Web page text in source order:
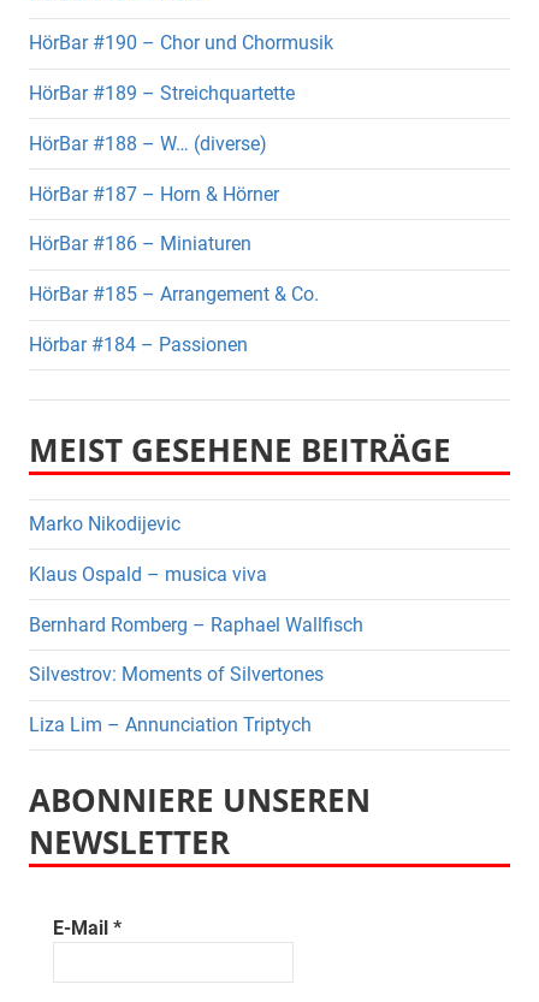
HörBar #190 – Chor und Chormusik
HörBar #189 – Streichquartette
HörBar #188 – W… (diverse)
HörBar #187 – Horn & Hörner
HörBar #186 – Miniaturen
HörBar #185 – Arrangement & Co.
Hörbar #184 – Passionen
MEIST GESEHENE BEITRÄGE
Marko Nikodijevic
Klaus Ospald – musica viva
Bernhard Romberg – Raphael Wallfisch
Silvestrov: Moments of Silvertones
Liza Lim – Annunciation Triptych
ABONNIERE UNSEREN
NEWSLETTER
E-Mail *